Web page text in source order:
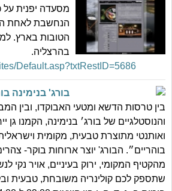
מסעדה יפנית
הנחשבת לאחת
הטובות בארץ.
בהרצליה.
Default.asp?txtRestID=5686
בורג' בנימינה
בין טרסות הדשא ומטעי האבוקדו, ובין
והנוסטלגיים של בורג׳ בנימינה, הקמנו גן
ואותנטי מתוצרת טבעית, מקומית
בוהריים״. הבורג' יוצר ארוחות בוקר-
מהקטיף המקומי, ירוק בעיניים, אויר נקי
שתספק לכם קולינריה משובחת, טבעית